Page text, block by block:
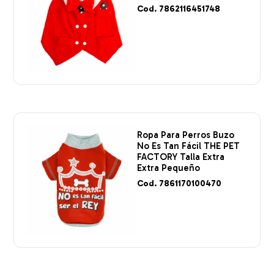
Cod. 7862116451748
Ropa Para Perros Buzo
No Es Tan Fácil THE PET
FACTORY Talla Extra
Extra Pequeño
Cod. 7861170100470